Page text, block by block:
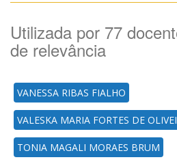
Utilizada por 77
de relevância
VANESSA RIBAS FIALHO
VALESKA MARIA FORTES DE
TONIA MAGALI MORAES BRUM